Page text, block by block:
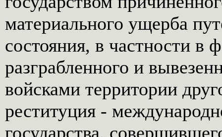
материального ущерба
состояния, в частности в
разграбленного и
войсками территории
реституция -
государства,